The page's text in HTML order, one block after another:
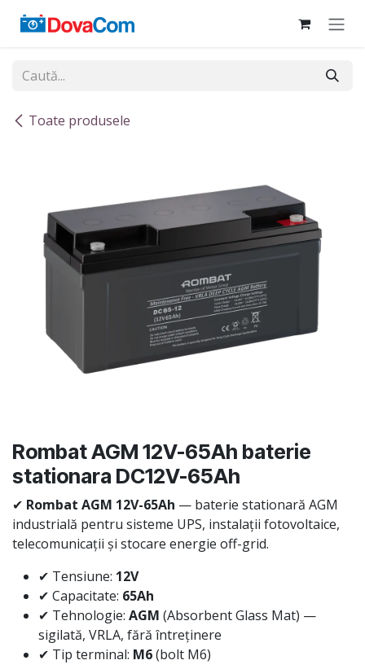
Toate produsele
Rombat AGM 12V-65Ah baterie
stationara DC12V-65Ah
✔ Rombat AGM 12V-65Ah — baterie stationară AGM
industrială pentru sisteme UPS, instalații fotovoltaice,
telecomunicații și stocare energie off-grid.
✔ Tensiune: 12V
✔ Capacitate: 65Ah
✔ Tehnologie: AGM (Absorbent Glass Mat) —
sigilată, VRLA, fără întreținere
✔ Tip terminal: M6(bolt M6)